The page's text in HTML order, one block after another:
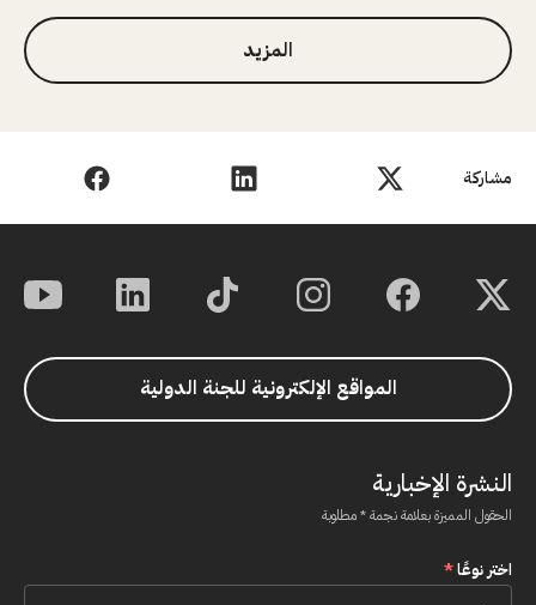
مشاركة
المزيد
المواقع الإلكترونية للجنة الدولية
النشرة الإخبارية
الحقول المميزة بعلامة نجمة * مطلوبة
اختر نوعًا*